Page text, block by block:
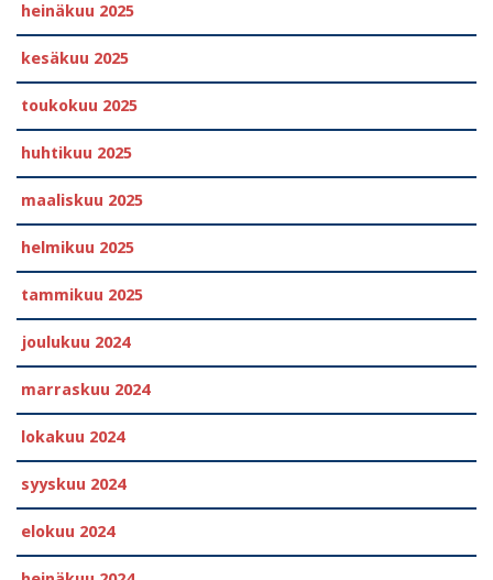
heinäkuu 2025
kesäkuu 2025
toukokuu 2025
huhtikuu 2025
maaliskuu 2025
helmikuu 2025
tammikuu 2025
joulukuu 2024
marraskuu 2024
lokakuu 2024
syyskuu 2024
elokuu 2024